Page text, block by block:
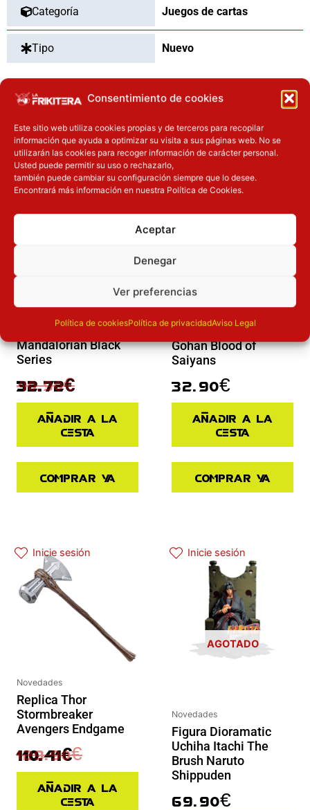
Consentimiento de cookies
Este sitio web utiliza cookies propias y de terceros para recopilar
información que ayuda a optimizar su visita a sus páginas web. No se
utilizarán las cookies para recoger información de carácter personal.
Usted puede permitir su uso o rechazarlo,
también puede cambiar su configuración siempre que lo desee.
Encontrará más información en nuestra Política de Cookies.
Aceptar
Denegar
Ver preferencias
Política de cookiesPolítica de privacidadAviso Legal
Categoría Juegos de cartas
Tipo Nuevo
OTROS PRODUCTOS QUE TE
PUEDEN INTERESAR
Inicie sesión
Figura Paz Vizsla
Mandalorian Black
Series
40.90€
El precio original era: 40.90€.
32.72€
El precio actual es: 32.72€.
Añadir a la
cesta
Comprar ya
Inicie sesión
Figura The Son
Gohan Blood of
Saiyans
32.90€
Añadir a la
cesta
Comprar ya
Inicie sesión
Novedades
Replica Thor
Stormbreaker
Avengers Endgame
129.90€
110.41€
Añadir a la
cesta
Inicie sesión
AGOTADO
Novedades
Figura Dioramatic
Uchiha Itachi The
Brush Naruto
Shippuden
69.90€